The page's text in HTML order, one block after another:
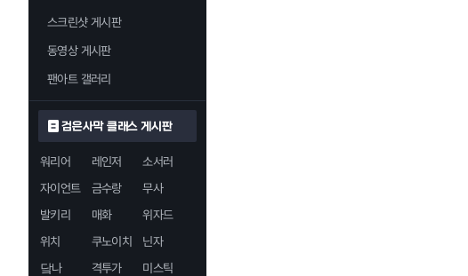
스크린샷 게시판
동영상 게시판
팬아트 갤러리
검은사막 클래스 게시판
워리어 레인저
소서러
자이언트
금수랑
무사
발키리
매화
위자드
위치
쿠노이치
닌자
닼나
격투가
미스틱